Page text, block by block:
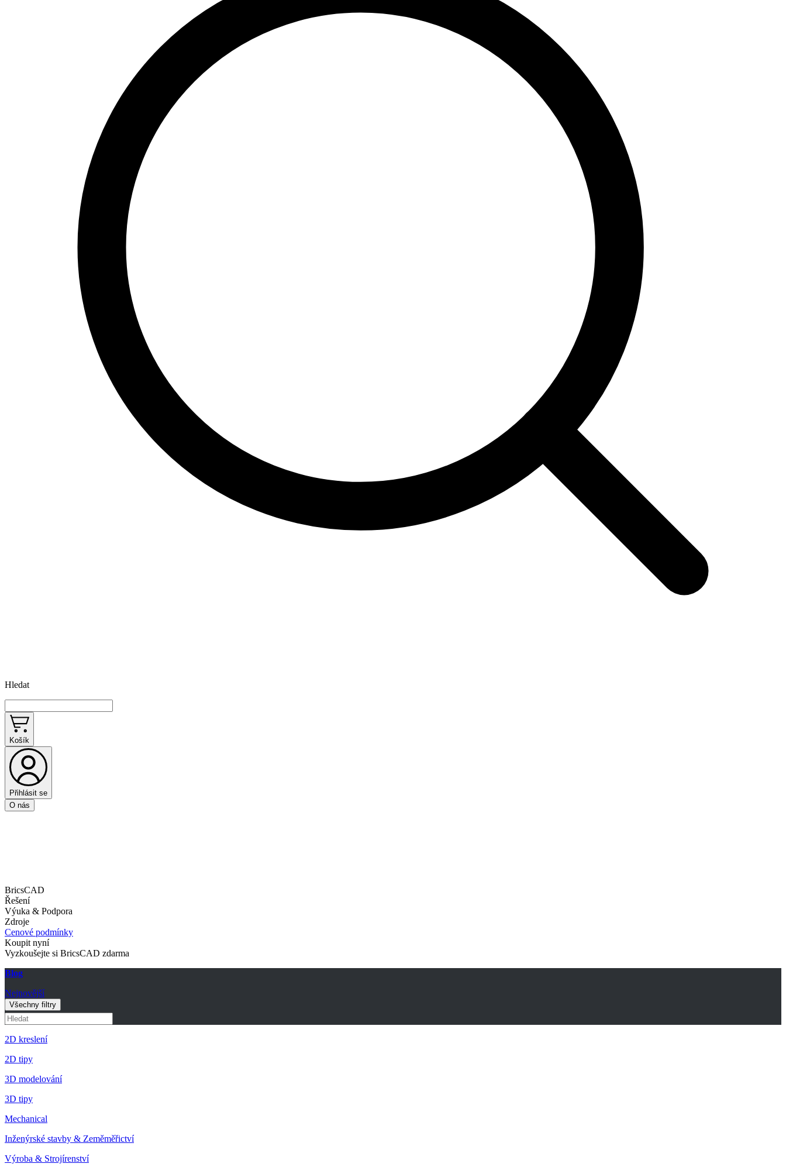
Hledat
Košík
Přihlásit se
O nás
BricsCAD
Řešení
Výuka & Podpora
Zdroje
Cenové podmínky
Koupit nyní
Vyzkoušejte si BricsCAD zdarma
Blog
Nejnovější
Všechny filtry
2D kreslení
2D tipy
3D modelování
3D tipy
Mechanical
Inženýrské stavby & Zeměměřictví
Výroba & Strojírenství